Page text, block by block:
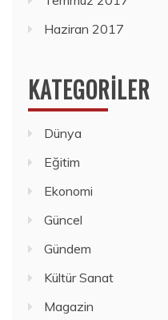
Haziran 2017
KATEGORILER
Dünya
Eğitim
Ekonomi
Güncel
Gündem
Kültür Sanat
Magazin